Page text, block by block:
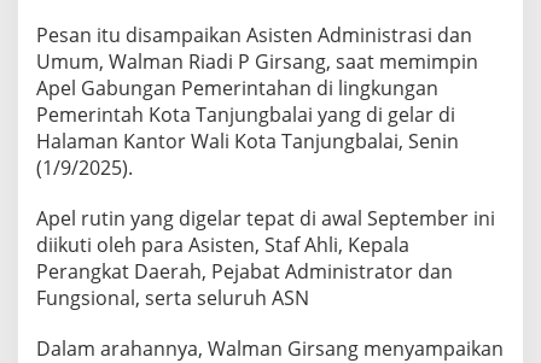
Pesan itu disampaikan Asisten Administrasi dan
Umum, Walman Riadi P Girsang, saat memimpin
Apel Gabungan Pemerintahan di lingkungan
Pemerintah Kota Tanjungbalai yang di gelar di
Halaman Kantor Wali Kota Tanjungbalai, Senin
(1/9/2025).
Apel rutin yang digelar tepat di awal September ini
diikuti oleh para Asisten, Staf Ahli, Kepala
Perangkat Daerah, Pejabat Administrator dan
Fungsional, serta seluruh ASN
Dalam arahannya, Walman Girsang menyampaikan